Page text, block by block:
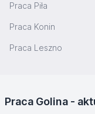
Praca Piła
Praca Konin
Praca Leszno
Praca Golina -